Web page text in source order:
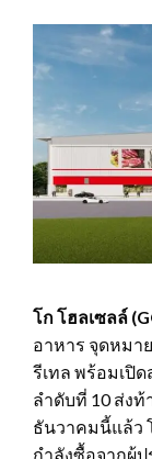
โก โฮลเซลล์ (
อาหาร จุดหมา
รีเทล พร้อมเปิ
ลำดับที่ 10 ส่งท้
ธันวาคมนี้แล้ว
กำลังซื้อจากผู้